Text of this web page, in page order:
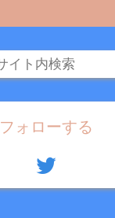
フォローする
twitter